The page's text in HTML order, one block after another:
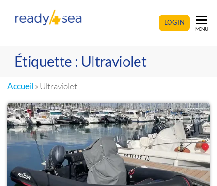
READY4SEALOGIN
MENU
Étiquette : Ultraviolet
Accueil » Ultraviolet